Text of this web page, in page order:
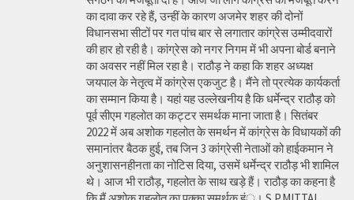
का दावा कर रहे हैं, उन्हीं के कारण अजमेर शहर की दोनों
विधानसभा सीटों पर गत पांच बार से लगातार कांग्रेस उम्मीदवारों
की हार हो रही है। कांग्रेस को नगर निगम में भी अपना बोर्ड बनाने
का अवसर नहीं मिल रहा है। राठौड़ ने कहा कि शहर अध्यक्ष
जयपाल के नेतृत्व में कांग्रेस एकजुट है। मैंने तो प्रत्येक कार्यकर्ता
का सम्मान किया है। यहां यह उल्लेखनीय है कि धर्मेन्द्र राठौड़ को
पूर्व सीएम गहलोत का कट्टर समर्थक माना जाता है। सितंबर
2022 में अब अशोक गहलोत के समर्थन में कांग्रेस के विधायकों की
समानांतर बैठक हुई, तब जिन 3 कांग्रेसी नेताओं को हाईकमान ने
अनुशासनहीनता का नोटिस दिया, उसमें धर्मेन्द्र राठौड़ भी शामिल
थे। आज भी राठौड़, गहलोत के साथ खड़े हैं। राठौड़ का कहना है